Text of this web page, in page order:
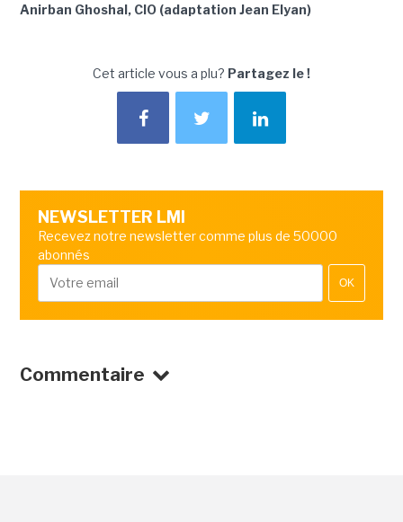
Anirban Ghoshal, CIO (adaptation Jean Elyan)
Cet article vous a plu? Partagez le !
NEWSLETTER LMI
Recevez notre newsletter comme plus de 50000
abonnés
OK
Commentaire